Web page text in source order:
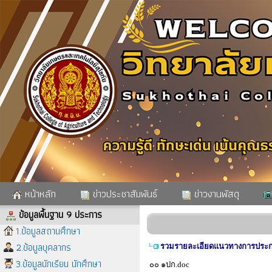
หน้าหลัก ข่าวประชาสัมพันธ์ ข่าวงานพัสดุ
ข้อมูลพื้นฐาน 9 ประการ
1.ข้อมูลสถานศึกษา
2.ข้อมูลบุคลากร
3.ข้อมูลนักเรียน นักศึกษา
รวมรายละเอียดแนวทางการปร
๐๐ ๑ปก.doc